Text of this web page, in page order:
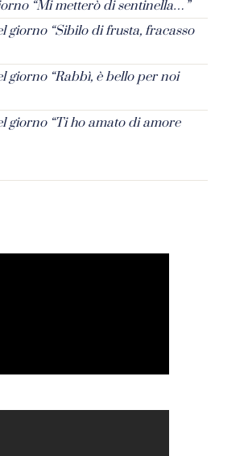
“Mi metterò di sentinella…”
giorno “Sibilo di frusta, fracasso
giorno “Rabbì, è bello per noi
giorno “Ti ho amato di amore